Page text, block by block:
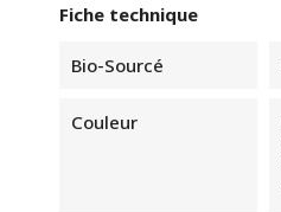
Fiche technique
Bio-Sourcé
Couleur